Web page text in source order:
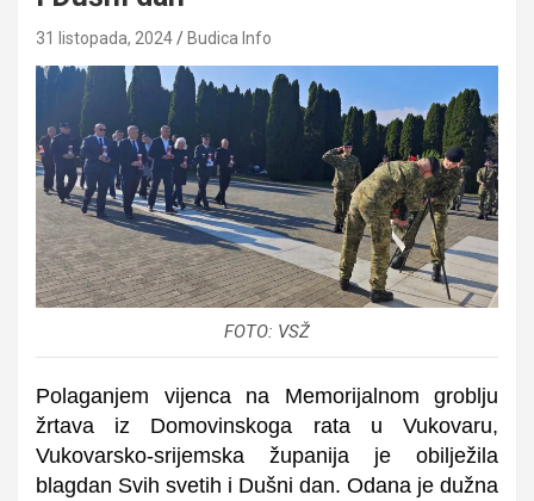
31 listopada, 2024 Budica Info
FOTO: VSŽ
Polaganjem vijenca na Memorijalnom groblju
žrtava iz Domovinskoga rata u Vukovaru,
Vukovarsko-srijemska županija je obilježila
blagdan Svih svetih i Dušni dan. Odana je dužna